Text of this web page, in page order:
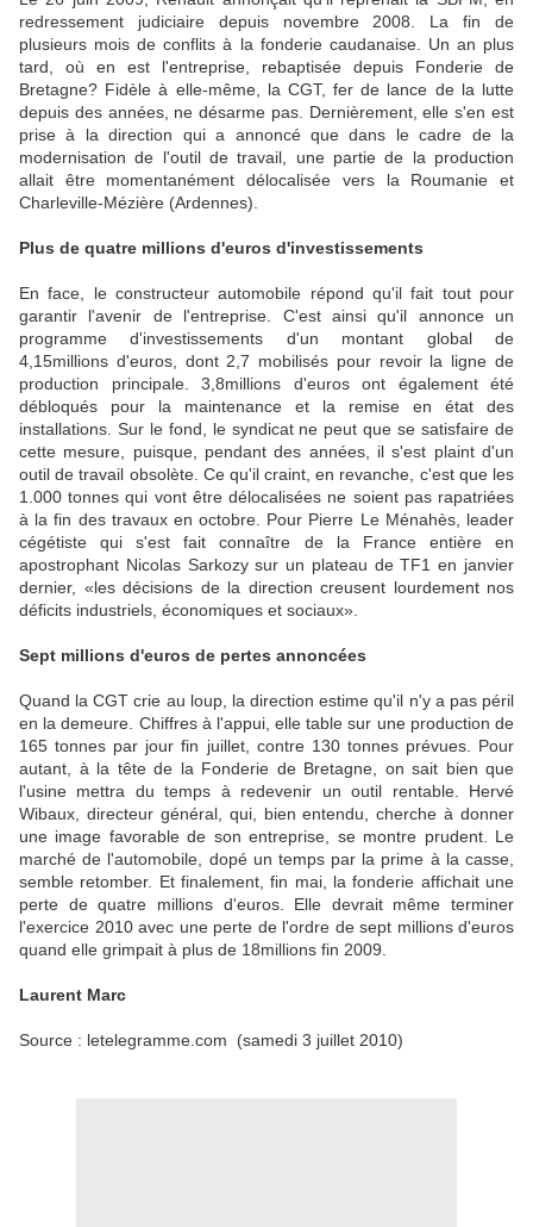
redressement judiciaire depuis novembre 2008. La fin de
plusieurs mois de conflits à la fonderie caudanaise. Un an plus
tard, où en est l'entreprise, rebaptisée depuis Fonderie de
Bretagne? Fidèle à elle-même, la CGT, fer de lance de la lutte
depuis des années, ne désarme pas. Dernièrement, elle s'en est
prise à la direction qui a annoncé que dans le cadre de la
modernisation de l'outil de travail, une partie de la production
allait être momentanément délocalisée vers la Roumanie et
Charleville-Mézière (Ardennes).
Plus de quatre millions d'euros d'investissements
En face, le constructeur automobile répond qu'il fait tout pour
garantir l'avenir de l'entreprise. C'est ainsi qu'il annonce un
programme d'investissements d'un montant global de
4,15millions d'euros, dont 2,7 mobilisés pour revoir la ligne de
production principale. 3,8millions d'euros ont également été
débloqués pour la maintenance et la remise en état des
installations. Sur le fond, le syndicat ne peut que se satisfaire de
cette mesure, puisque, pendant des années, il s'est plaint d'un
outil de travail obsolète. Ce qu'il craint, en revanche, c'est que les
1.000 tonnes qui vont être délocalisées ne soient pas rapatriées
à la fin des travaux en octobre. Pour Pierre Le Ménahès, leader
cégétiste qui s'est fait connaître de la France entière en
apostrophant Nicolas Sarkozy sur un plateau de TF1 en janvier
dernier, «les décisions de la direction creusent lourdement nos
déficits industriels, économiques et sociaux».
Sept millions d'euros de pertes annoncées
Quand la CGT crie au loup, la direction estime qu'il n'y a pas péril
en la demeure. Chiffres à l'appui, elle table sur une production de
165 tonnes par jour fin juillet, contre 130 tonnes prévues. Pour
autant, à la tête de la Fonderie de Bretagne, on sait bien que
l'usine mettra du temps à redevenir un outil rentable. Hervé
Wibaux, directeur général, qui, bien entendu, cherche à donner
une image favorable de son entreprise, se montre prudent. Le
marché de l'automobile, dopé un temps par la prime à la casse,
semble retomber. Et finalement, fin mai, la fonderie affichait une
perte de quatre millions d'euros. Elle devrait même terminer
l'exercice 2010 avec une perte de l'ordre de sept millions d'euros
quand elle grimpait à plus de 18millions fin 2009.
Laurent Marc
Source : letelegramme.com (samedi 3 juillet 2010)